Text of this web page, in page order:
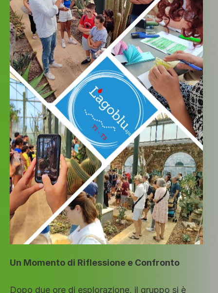
Un Momento di Riflessione e Confronto
Dopo due ore di esplorazione, il gruppo si è